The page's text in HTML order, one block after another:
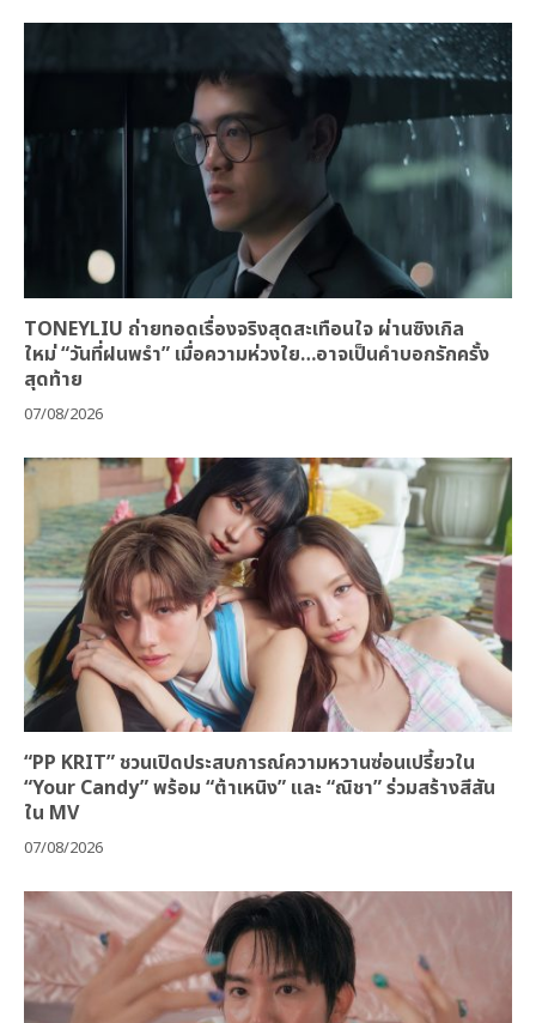
TONEYLIU ถ่ายทอดเรื่องจริงสุดสะเทือนใจ ผ่านซิงเกิล
ใหม่ “วันที่ฝนพรำ” เมื่อความห่วงใย…อาจเป็นคำบอกรักครั้ง
สุดท้าย
07/08/2026
“PP KRIT” ชวนเปิดประสบการณ์ความหวานซ่อนเปรี้ยวใน
“Your Candy” พร้อม “ต้าเหนิง” และ “ณิชา” ร่วมสร้างสีสัน
ใน MV
07/08/2026